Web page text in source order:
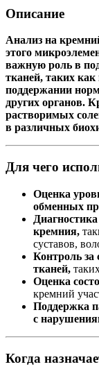
Описание
Анализ на
этого
важную роль в
тканей, таких
поддержании
других органов.
растворимых
в различных
Для чего
Оценка
обменных
кремния,
суставов,
Контроль за
тканей,
Оценка
кремний
Поддержка
с
Когда